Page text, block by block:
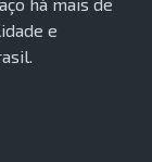
há mais de
e